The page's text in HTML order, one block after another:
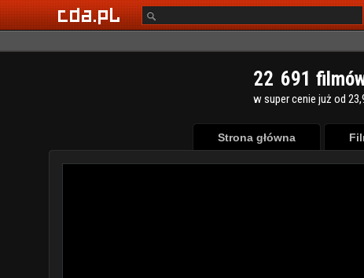
22 691
w super cenie już od
Strona główna